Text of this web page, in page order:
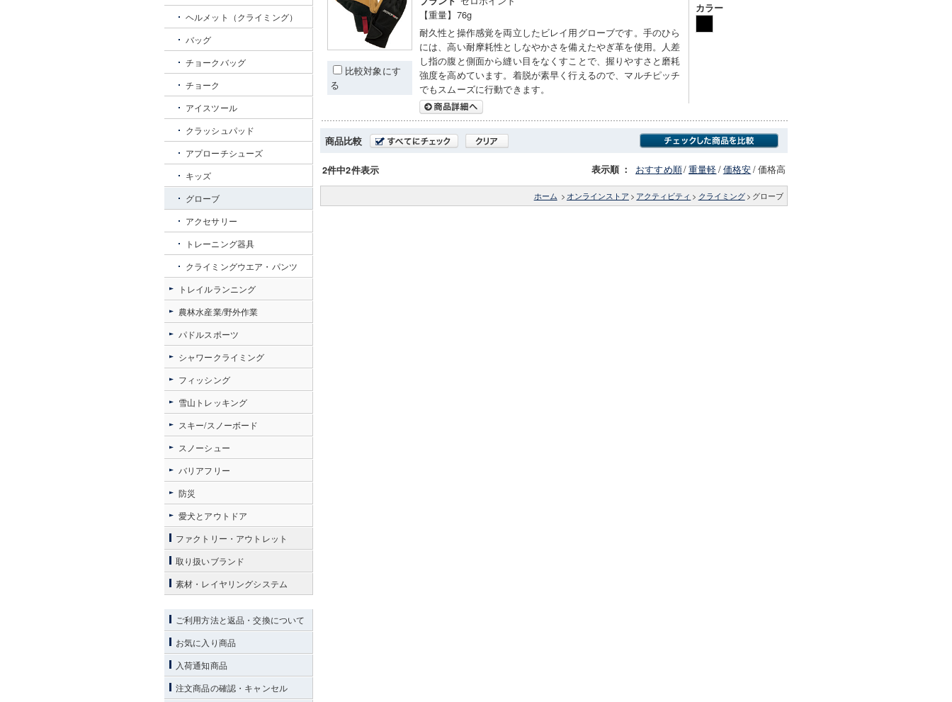
比較対象にす
る
【重量】76g
耐久性と操作感覚を両立したビレイ用グローブです。手のひら
には、高い耐摩耗性としなやかさを備えたやぎ革を使用。人差
し指の腹と側面から縫い目をなくすことで、握りやすさと磨耗
強度を高めています。着脱が素早く行えるので、マルチピッチ
でもスムーズに行動できます。
カラー
商品比較
2件中2件表示 表示順 ： おすすめ順/重量軽/価格安/価格高
ホーム > オンラインストア > アクティビティ > クライミング > グローブ
ヘルメット（クライミング）
バッグ
チョークバッグ
チョーク
アイスツール
クラッシュパッド
アプローチシューズ
キッズ
グローブ
アクセサリー
トレーニング器具
クライミングウエア・パンツ
トレイルランニング
農林水産業/野外作業
パドルスポーツ
シャワークライミング
フィッシング
雪山トレッキング
スキー/スノーボード
スノーシュー
バリアフリー
防災
愛犬とアウトドア
ファクトリー・アウトレット
取り扱いブランド
素材・レイヤリングシステム
ご利用方法と返品・交換について
お気に入り商品
入荷通知商品
注文商品の確認・キャンセル